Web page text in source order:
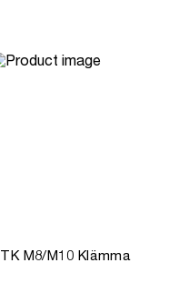
TK M8/M10 Klämma